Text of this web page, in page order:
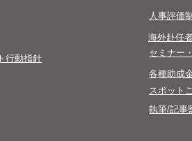
行動指針
人事評価
海外赴任
セミナー
各種助成
スポット
執筆/記事